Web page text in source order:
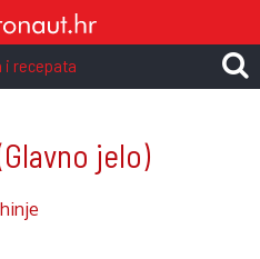
i recepata
jelo)